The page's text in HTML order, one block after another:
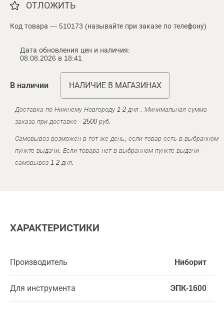
ОТЛОЖИТЬ
Код товара — 510173 (называйте при заказе по телефону)
Дата обновления цен и наличия:
08.08.2026 в 18:41
В наличии НАЛИЧИЕ В МАГАЗИНАХ
Доставка по Нижнему Новгороду 1-2 дня . Минимальная сумма
заказа при доставке - 2500 руб.
Самовывоз возможен в тот же день, если товар есть в выбранном
пункте выдачи. Если товара нет в выбранном пункте выдачи -
самовывоз 1-2 дня.
ХАРАКТЕРИСТИКИ
Производитель Ниборит
Для инструмента ЭПК-1600